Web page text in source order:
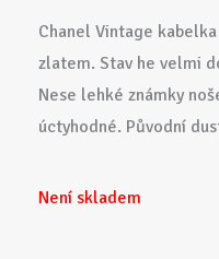
Chanel Vintage
zlatem. Stav he velmi
Nese lehké známky
úctyhodné. Původní
Není skladem